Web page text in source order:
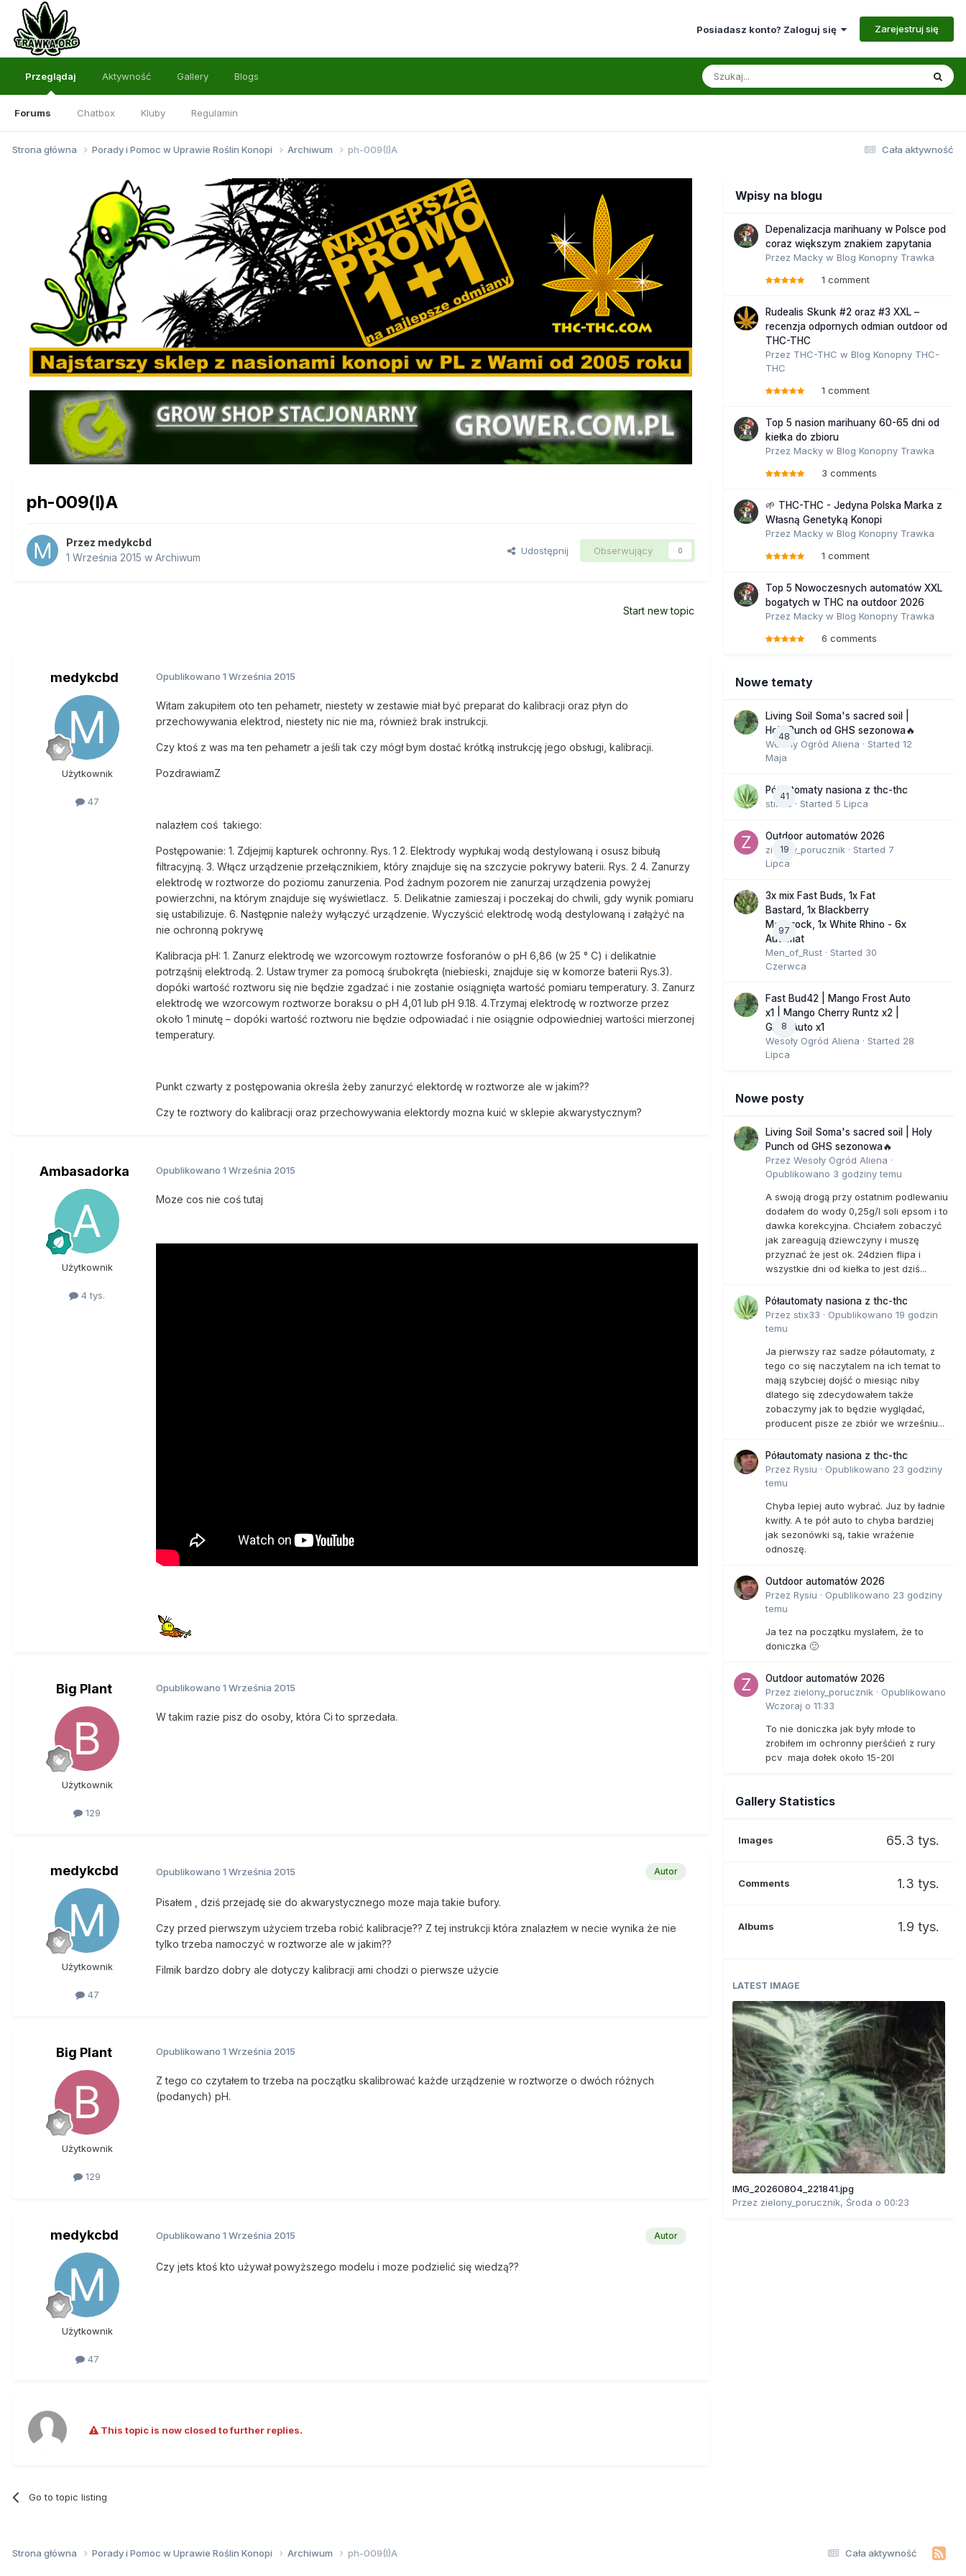
Posiadasz konto? Zaloguj się Zarejestruj się
Przeglądaj
Forums Chatbox Kluby Regulamin
Aktywność Gallery Blogs
Cała aktywność
Strona główna Porady i Pomoc w Uprawie Roślin Konopi Archiwum ph-009(I)A
ph-009(I)A
Przez medykcbd
1 Września 2015 w Archiwum
Udostępnij Obserwujący 0
Start new topic
medykcbd
Użytkownik
47
Opublikowano 1 Września 2015
Witam zakupiłem oto ten pehametr, niestety w zestawie miał być preparat do kalibracji oraz płyn do
przechowywania elektrod, niestety nic nie ma, również brak instrukcji.
Czy ktoś z was ma ten pehametr a jeśli tak czy mógł bym dostać krótką instrukcję jego obsługi, kalibracji.
PozdrawiamZ
nalazłem coś takiego:
Postępowanie: 1. Zdjejmij kapturek ochronny. Rys. 1 2. Elektrody wypłukaj wodą destylowaną i osusz bibułą
filtracyjną. 3. Włącz urządzenie przełącznikiem, który znajduje się na szczycie pokrywy baterii. Rys. 2 4. Zanurzy
elektrodę w roztworze do poziomu zanurzenia. Pod żadnym pozorem nie zanurzaj urządzenia powyżej
powierzchni, na którym znajduje się wyświetlacz. 5. Delikatnie zamieszaj i poczekaj do chwili, gdy wynik pomiaru
się ustabilizuje. 6. Następnie należy wyłączyć urządzenie. Wyczyścić elektrodę wodą destylowaną i załążyć na
nie ochronną pokrywę
Kalibracja pH: 1. Zanurz elektrodę we wzorcowym roztowrze fosforanów o pH 6,86 (w 25 ° C) i delikatnie
potrząśnij elektrodą. 2. Ustaw trymer za pomocą śrubokręta (niebieski, znajduje się w komorze baterii Rys.3).
dopóki wartość roztworu się nie będzie zgadzać i nie zostanie osiągnięta wartość pomiaru temperatury. 3. Zanurz
elektrodę we wzorcowym roztworze boraksu o pH 4,01 lub pH 9.18. 4.Trzymaj elektrodę w roztworze przez
około 1 minutę – dopóki wartość roztworu nie będzie odpowiadać i nie osiągnie odpowiedniej wartości mierzonej
temperatury.
Punkt czwarty z postępowania określa żeby zanurzyć elektordę w roztworze ale w jakim??
Czy te roztwory do kalibracji oraz przechowywania elektordy mozna kuić w sklepie akwarystycznym?
Ambasadorka
Użytkownik
4 tys.
Opublikowano 1 Września 2015
Moze cos nie coś tutaj
Big Plant
Użytkownik
129
Opublikowano 1 Września 2015
W takim razie pisz do osoby, która Ci to sprzedała.
medykcbd
Użytkownik
47
Autor
Opublikowano 1 Września 2015
Pisałem , dziś przejadę sie do akwarystycznego moze maja takie bufory.
Czy przed pierwszym użyciem trzeba robić kalibracje?? Z tej instrukcji która znalazłem w necie wynika że nie
tylko trzeba namoczyć w roztworze ale w jakim??
Filmik bardzo dobry ale dotyczy kalibracji ami chodzi o pierwsze użycie
Big Plant
Użytkownik
129
Opublikowano 1 Września 2015
Z tego co czytałem to trzeba na początku skalibrować każde urządzenie w roztworze o dwóch różnych
(podanych) pH.
medykcbd
Użytkownik
47
Autor
Opublikowano 1 Września 2015
Czy jets ktoś kto używał powyższego modelu i moze podzielić się wiedzą??
This topic is now closed to further replies.
Go to topic listing
Wpisy na blogu
Depenalizacja marihuany w Polsce pod
coraz większym znakiem zapytania
Przez Macky w Blog Konopny Trawka
1 comment
Rudealis Skunk #2 oraz #3 XXL –
recenzja odpornych odmian outdoor od
THC-THC
Przez THC-THC w Blog Konopny THC-
THC
1 comment
Top 5 nasion marihuany 60-65 dni od
kiełka do zbioru
Przez Macky w Blog Konopny Trawka
3 comments
🌱 THC-THC - Jedyna Polska Marka z
Własną Genetyką Konopi
Przez Macky w Blog Konopny Trawka
1 comment
Top 5 Nowoczesnych automatów XXL
bogatych w THC na outdoor 2026
Przez Macky w Blog Konopny Trawka
6 comments
Nowe tematy
48
Living Soil Soma's sacred soil |
Holy Punch od GHS sezonowa🔥
Wesoły Ogród Aliena · Started 12
Maja
41
Półautomaty nasiona z thc-thc
stix33 · Started 5 Lipca
19
Outdoor automatów 2026
zielony_porucznik · Started 7
Lipca
97
3x mix Fast Buds, 1x Fat
Bastard, 1x Blackberry
Moonrock, 1x White Rhino - 6x
Automat
Men_of_Rust · Started 30
Czerwca
8
Fast Bud42 | Mango Frost Auto
x1 | Mango Cherry Runtz x2 |
GMO Auto x1
Wesoły Ogród Aliena · Started 28
Lipca
Nowe posty
Living Soil Soma's sacred soil | Holy
Punch od GHS sezonowa🔥
Przez Wesoły Ogród Aliena ·
Opublikowano 3 godziny temu
A swoją drogą przy ostatnim podlewaniu
dodałem do wody 0,25g/l soli epsom i to
dawka korekcyjna. Chciałem zobaczyć
jak zareagują dziewczyny i muszę
przyznać że jest ok. 24dzien flipa i
wszystkie dni od kiełka to jest dziś...
Półautomaty nasiona z thc-thc
Przez stix33 · Opublikowano 19 godzin
temu
Ja pierwszy raz sadze półautomaty, z
tego co się naczytalem na ich temat to
mają szybciej dojść o miesiąc niby
dlatego się zdecydowałem także
zobaczymy jak to będzie wyglądać,
producent pisze ze zbiór we wrześniu...
Półautomaty nasiona z thc-thc
Przez Rysiu · Opublikowano 23 godziny
temu
Chyba lepiej auto wybrać. Juz by ładnie
kwitły. A te pół auto to chyba bardziej
jak sezonówki są, takie wrażenie
odnoszę.
Outdoor automatów 2026
Przez Rysiu · Opublikowano 23 godziny
temu
Ja tez na początku myslałem, że to
doniczka 🙂
Outdoor automatów 2026
Przez zielony_porucznik · Opublikowano
Wczoraj o 11:33
To nie doniczka jak były młode to
zrobiłem im ochronny pierśćień z rury
pcv maja dołek około 15-20l
Gallery Statistics
Images 65.3 tys.
Comments 1.3 tys.
Albums 1.9 tys.
LATEST IMAGE
IMG_20260804_221841.jpg
Przez zielony_porucznik, Środa o 00:23
Cała aktywność
Strona główna Porady i Pomoc w Uprawie Roślin Konopi Archiwum ph-009(I)A